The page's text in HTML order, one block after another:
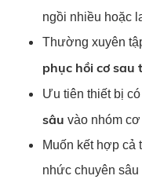
ngồi nhiều hoặc
Thường xuyên
phục hồi cơ sau
Ưu tiên thiết bị có
sâu vào nhóm
Muốn kết hợp cả
nhức chuyên sâu